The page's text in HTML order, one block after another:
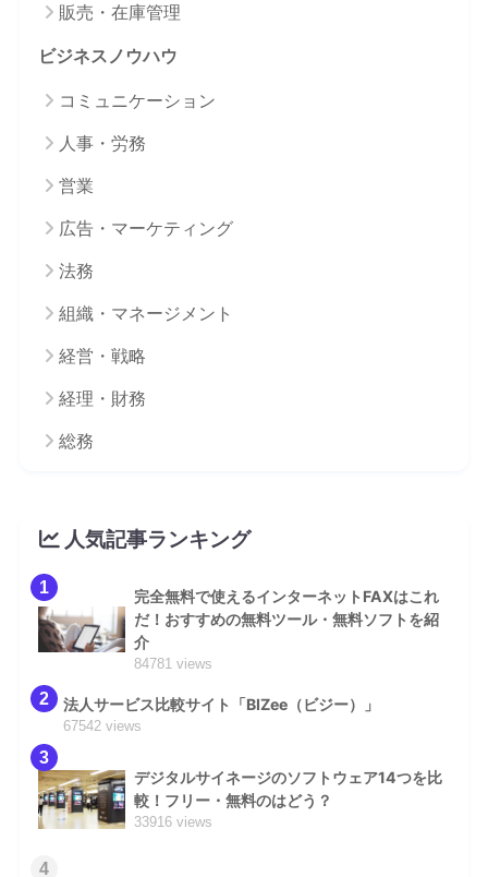
販売・在庫管理
ビジネスノウハウ
コミュニケーション
人事・労務
営業
広告・マーケティング
法務
組織・マネージメント
経営・戦略
経理・財務
総務
人気記事ランキング
1
完全無料で使えるインターネットFAXはこれ
だ！おすすめの無料ツール・無料ソフトを紹
介
84781 views
2 法人サービス比較サイト「BIZee（ビジー）」
67542 views
3
デジタルサイネージのソフトウェア14つを比
較！フリー・無料のはどう？
33916 views
4